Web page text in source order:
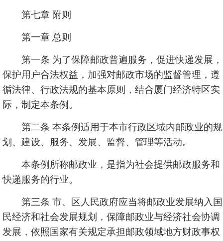
第七章 附则
第一章 总则
第一条 为了保障邮政普遍服务，促进快递发展，
保护用户合法权益，加强对邮政市场的监督管理，遵
循法律、行政法规的基本原则，结合厦门经济特区实
际，制定本条例。
第二条 本条例适用于本市行政区域内邮政业的规
划、建设、服务、发展、监督、管理等活动。
本条例所称邮政业，是指为社会提供邮政服务和
快递服务的行业。
第三条 市、区人民政府应当将邮政业发展纳入国
民经济和社会发展规划，保障邮政业与经济社会协调
发展，依照国家有关规定承担邮政领域地方财政事权